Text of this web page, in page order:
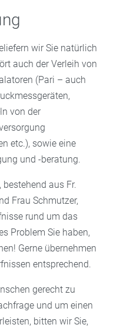
wir Sie natürlich
auch der Verleih von
(Pari – auch
von der
etc.), sowie eine
und -beratung.
aus Fr.
Frau Schmutzer,
rund um das
Problem Sie haben,
Gerne übernehmen
entsprechend.
gerecht zu
und um einen
bitten wir Sie,